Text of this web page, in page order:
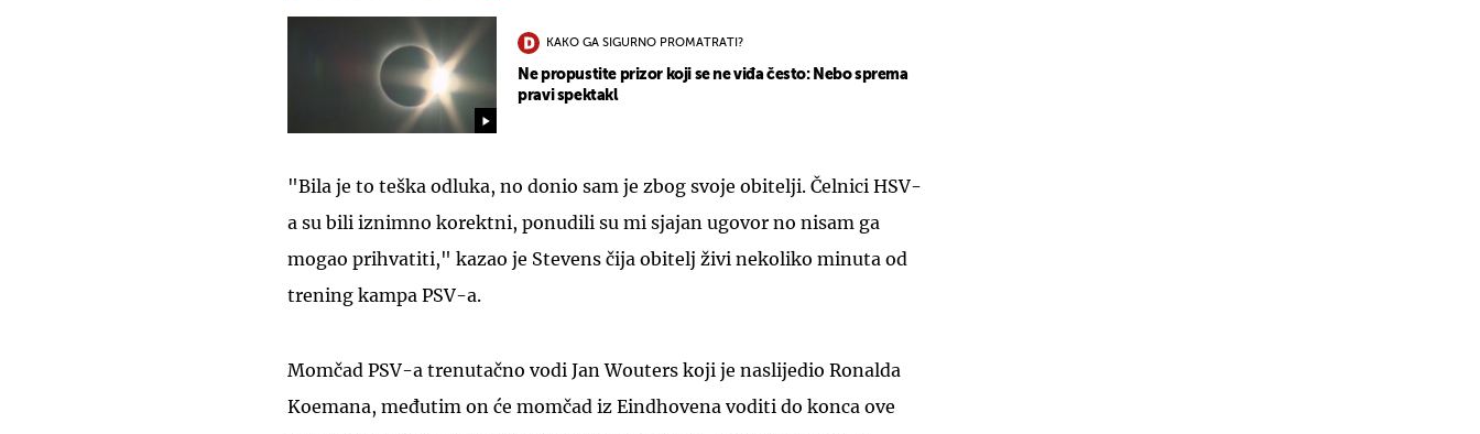
KAKO GA SIGURNO PROMATRATI?
Ne propustite prizor koji se ne viđa često: Nebo sprema
pravi spektakl
"Bila je to teška odluka, no donio sam je zbog svoje obitelji. Čelnici HSV-
a su bili iznimno korektni, ponudili su mi sjajan ugovor no nisam ga
mogao prihvatiti," kazao je Stevens čija obitelj živi nekoliko minuta od
trening kampa PSV-a.
Momčad PSV-a trenutačno vodi Jan Wouters koji je naslijedio Ronalda
Koemana, međutim on će momčad iz Eindhovena voditi do konca ove